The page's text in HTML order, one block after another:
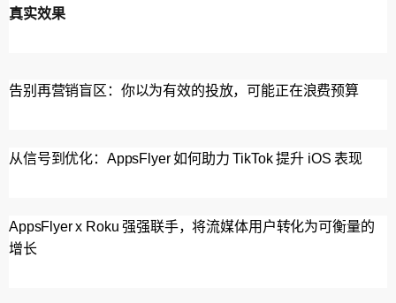
真实效果
告别再营销盲区：你以为有效的投放，可能正在浪费预算
从信号到优化：AppsFlyer 如何助力 TikTok 提升 iOS 表现
AppsFlyer x Roku 强强联手，将流媒体用户转化为可衡量的
增长